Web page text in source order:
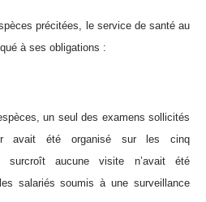
précitées, le service de santé au
à ses obligations :
un seul des examens sollicités
avait été organisé sur les cinq
aucune visite n’avait été
salariés soumis à une surveillance